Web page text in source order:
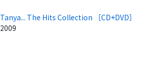
Tanya... The Hits Collection ［CD+DVD］
2009